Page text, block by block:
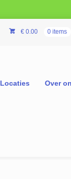
€0.00 0 items
Locaties Over